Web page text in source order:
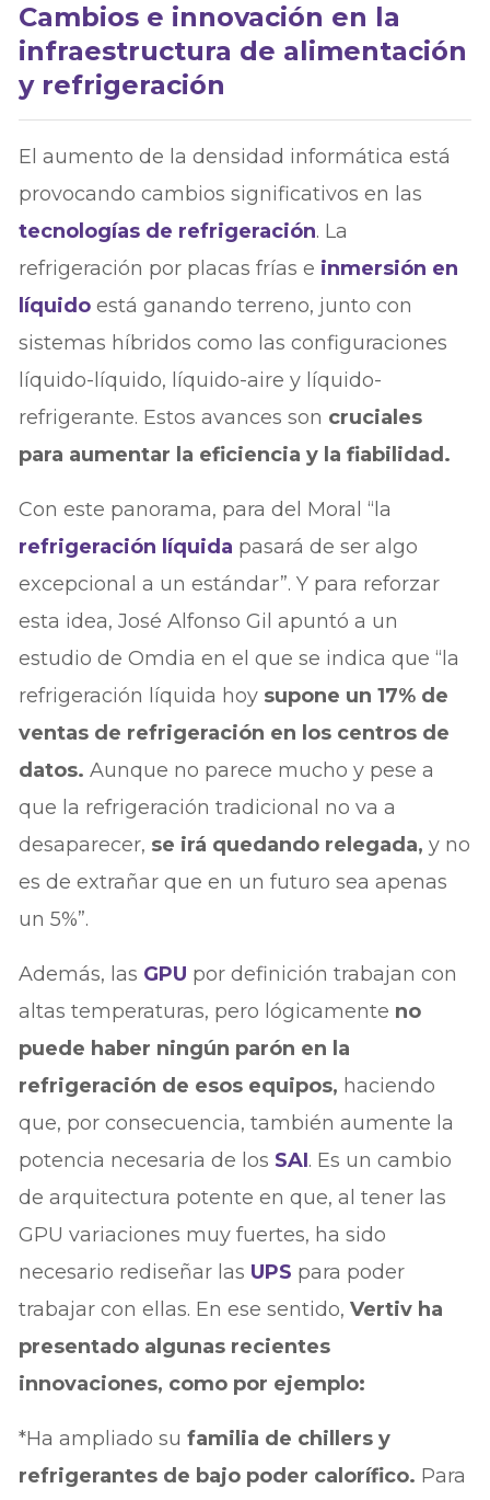
Cambios e innovación en la
infraestructura de alimentación
y refrigeración
El aumento de la densidad informática está
provocando cambios significativos en las
tecnologías de refrigeración. La
refrigeración por placas frías e inmersión en
líquido está ganando terreno, junto con
sistemas híbridos como las configuraciones
líquido-líquido, líquido-aire y líquido-
refrigerante. Estos avances son cruciales
para aumentar la eficiencia y la fiabilidad.
Con este panorama, para del Moral “la
refrigeración líquida pasará de ser algo
excepcional a un estándar”. Y para reforzar
esta idea, José Alfonso Gil apuntó a un
estudio de Omdia en el que se indica que “la
refrigeración líquida hoy supone un 17% de
ventas de refrigeración en los centros de
datos.Aunque no parece mucho y pese a
que la refrigeración tradicional no va a
desaparecer, se irá quedando relegada, y no
es de extrañar que en un futuro sea apenas
un 5%”.
Además, las GPU por definición trabajan con
altas temperaturas, pero lógicamente no
puede haber ningún parón en la
refrigeración de esos equipos, haciendo
que, por consecuencia, también aumente la
potencia necesaria de los SAI. Es un cambio
de arquitectura potente en que, al tener las
GPU variaciones muy fuertes, ha sido
necesario rediseñar las UPS para poder
trabajar con ellas. En ese sentido,Vertiv ha
presentado algunas recientes
innovaciones, como por ejemplo:
*Ha ampliado sufamilia de chillers y
refrigerantes de bajo poder calorífico. Para